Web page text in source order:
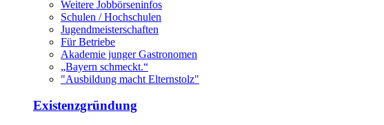
Weitere Jobbörseninfos
Schulen / Hochschulen
Jugendmeisterschaften
Für Betriebe
Akademie junger Gastronomen
„Bayern schmeckt.“
"Ausbildung macht Elternstolz"
Existenzgründung